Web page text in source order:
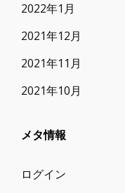
2022年1月
2021年12月
2021年11月
2021年10月
メタ情報
ログイン